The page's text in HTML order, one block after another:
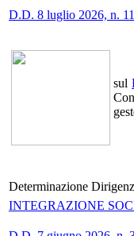
D.D. 8 luglio 2026, n.
sul
Determinazione
INTEGRAZIONE